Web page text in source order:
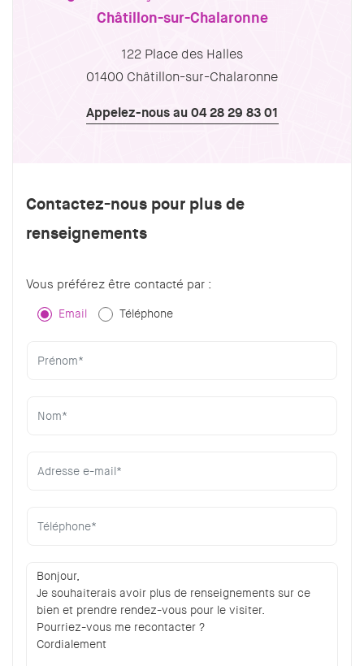
Châtillon-sur-Chalaronne
122 Place des Halles
01400 Châtillon-sur-Chalaronne
Appelez-nous au 04 28 29 83 01
Contactez-nous pour plus de
renseignements
Vous préférez être contacté par :
Email Téléphone